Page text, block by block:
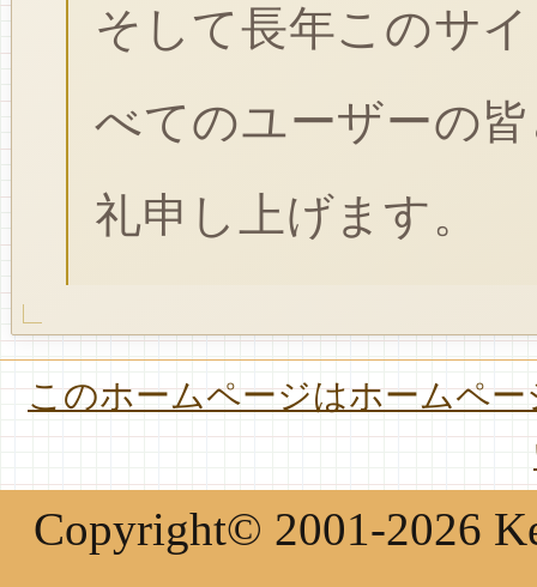
そして長年このサ
べてのユーザーの
礼申し上げます。
このホームページはホームペ
Copyright© 2001-2026